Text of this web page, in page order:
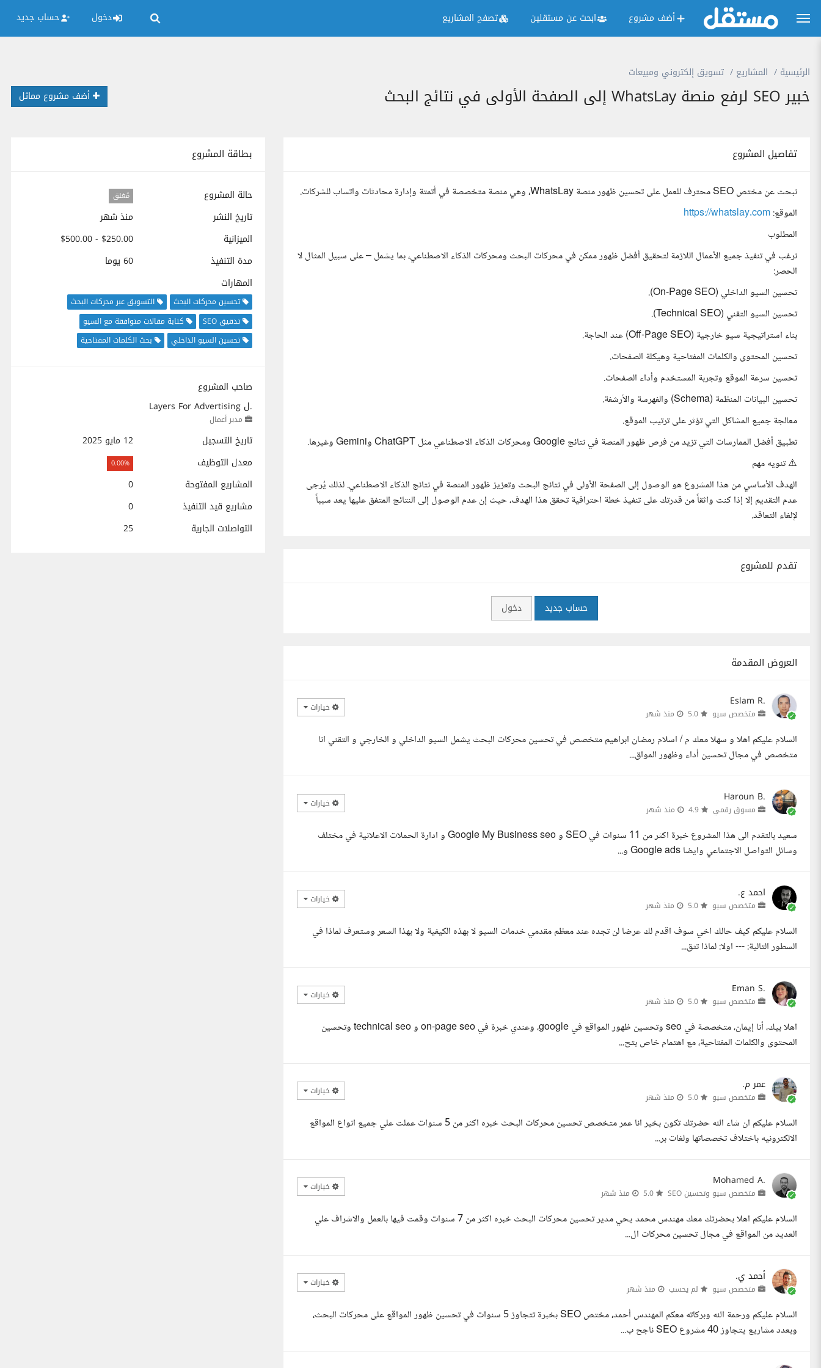
أضف مشروع ابحث عن مستقلين تصفح المشاريع دخول حساب جديد
الرئيسية المشاريع تسويق إلكتروني ومبيعات
خبير SEO لرفع منصة WhatsLay إلى الصفحة الأولى في نتائج البحث أضف مشروع مماثل
بطاقة المشروع
حالة المشروع مُغلق
تاريخ النشر
منذ شهر
الميزانية
$250.00 - $500.00
مدة التنفيذ
60 يوما
المهارات
تحسين محركات البحث
التسويق عبر محركات البحث
تدقيق SEO
كتابة مقالات متوافقة مع السيو
تحسين السيو الداخلي
بحث الكلمات المفتاحية
صاحب المشروع
Layers For Advertising ل.
مدير أعمال
تاريخ التسجيل
12 مايو 2025
معدل التوظيف
0.00%
المشاريع المفتوحة
0
مشاريع قيد التنفيذ
0
التواصلات الجارية
25
تفاصيل المشروع
نبحث عن مختص SEO محترف للعمل على تحسين ظهور منصة WhatsLay، وهي منصة متخصصة في أتمتة وإدارة محادثات واتساب للشركات.
الموقع:https://whatslay.com
المطلوب
نرغب في تنفيذ جميع الأعمال اللازمة لتحقيق أفضل ظهور ممكن في محركات البحث ومحركات الذكاء الاصطناعي، بما يشمل – على سبيل المثال لا
الحصر:
تحسين السيو الداخلي (On-Page SEO).
تحسين السيو التقني (Technical SEO).
بناء استراتيجية سيو خارجية (Off-Page SEO) عند الحاجة.
تحسين المحتوى والكلمات المفتاحية وهيكلة الصفحات.
تحسين سرعة الموقع وتجربة المستخدم وأداء الصفحات.
تحسين البيانات المنظمة (Schema) والفهرسة والأرشفة.
معالجة جميع المشاكل التي تؤثر على ترتيب الموقع.
تطبيق أفضل الممارسات التي تزيد من فرص ظهور المنصة في نتائج Google ومحركات الذكاء الاصطناعي مثل ChatGPT وGemini وغيرها.
⚠️ تنويه مهم
الهدف الأساسي من هذا المشروع هو الوصول إلى الصفحة الأولى في نتائج البحث وتعزيز ظهور المنصة في نتائج الذكاء الاصطناعي. لذلك يُرجى
عدم التقديم إلا إذا كنت واثقاً من قدرتك على تنفيذ خطة احترافية تحقق هذا الهدف، حيث إن عدم الوصول إلى النتائج المتفق عليها يعد سبباً
لإلغاء التعاقد.
تقدم للمشروع
حساب جديد دخول
العروض المقدمة
Eslam R.
متخصص سيو منذ شهر خيارات
السلام عليكم اهلا و سهلا معك م / اسلام رمضان ابراهيم متخصص في تحسين محركات البحث يشمل السيو الداخلي و الخارجي و التقني انا
متخصص في مجال تحسين أداء وظهور المواق...
Haroun B.
مسوق رقمي منذ شهر خيارات
سعيد بالتقدم الى هذا المشروع خبرة اكثر من 11 سنوات في SEO و Google My Business seo و ادارة الحملات الاعلانية في مختلف
وسائل التواصل الاجتماعي وايضا Google ads و...
احمد ع.
متخصص سيو منذ شهر خيارات
السلام عليكم كيف حالك اخي سوف اقدم لك عرضا لن تجده عند معظم مقدمي خدمات السيو لا بهذه الكيفية ولا بهذا السعر وستعرف لماذا في
السطور التالية: --- اولا: لماذا تثق...
Eman S.
متخصص سيو منذ شهر خيارات
اهلا بيك، أنا إيمان، متخصصة في seo وتحسين ظهور المواقع في google، وعندي خبرة في on-page seo و technical seo وتحسين
المحتوى والكلمات المفتاحية، مع اهتمام خاص بتح...
عمر م.
متخصص سيو منذ شهر خيارات
السلام عليكم ان شاء الله حضرتك تكون بخير انا عمر متخصص تحسين محركات البحث خبره اكثر من 5 سنوات عملت علي جميع انواع المواقع
الالكترونيه باختلاف تخصصاتها ولغات بر...
Mohamed A.
متخصص سيو وتحسين SEO منذ شهر خيارات
السلام عليكم اهلا بحضرتك معك مهندس محمد يحي مدير تحسين محركات البحث خبره اكثر من 7 سنوات وقمت فيها بالعمل والاشراف علي
العديد من المواقع في مجال تحسين محركات ال...
أحمد ي.
متخصص سيو لم يحسب منذ شهر خيارات
السلام عليكم ورحمة الله وبركاته معكم المهندس أحمد، مختص SEO بخبرة تتجاوز 5 سنوات في تحسين ظهور المواقع على محركات البحث،
وبعدد مشاريع يتجاوز 40 مشروع SEO ناجح ب...